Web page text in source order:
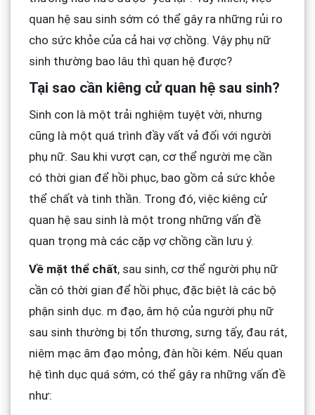
quan hệ sau sinh sớm có thể gây ra những rủi ro
cho sức khỏe của cả hai vợ chồng. Vậy phụ nữ
sinh thường bao lâu thì quan hệ được?
Tại sao cần kiêng cử quan hệ sau sinh?
Sinh con là một trải nghiệm tuyệt vời, nhưng
cũng là một quá trình đầy vất vả đối với người
phụ nữ. Sau khi vượt cạn, cơ thể người mẹ cần
có thời gian để hồi phục, bao gồm cả sức khỏe
thể chất và tinh thần. Trong đó, việc kiêng cử
quan hệ sau sinh là một trong những vấn đề
quan trọng mà các cặp vợ chồng cần lưu ý.
Về mặt thể chất, sau sinh, cơ thể người phụ nữ
cần có thời gian để hồi phục, đặc biệt là các bộ
phận sinh dục. m đạo, âm hộ của người phụ nữ
sau sinh thường bị tổn thương, sưng tấy, đau rát,
niêm mạc âm đạo mỏng, đàn hồi kém. Nếu quan
hệ tình dục quá sớm, có thể gây ra những vấn đề
như: